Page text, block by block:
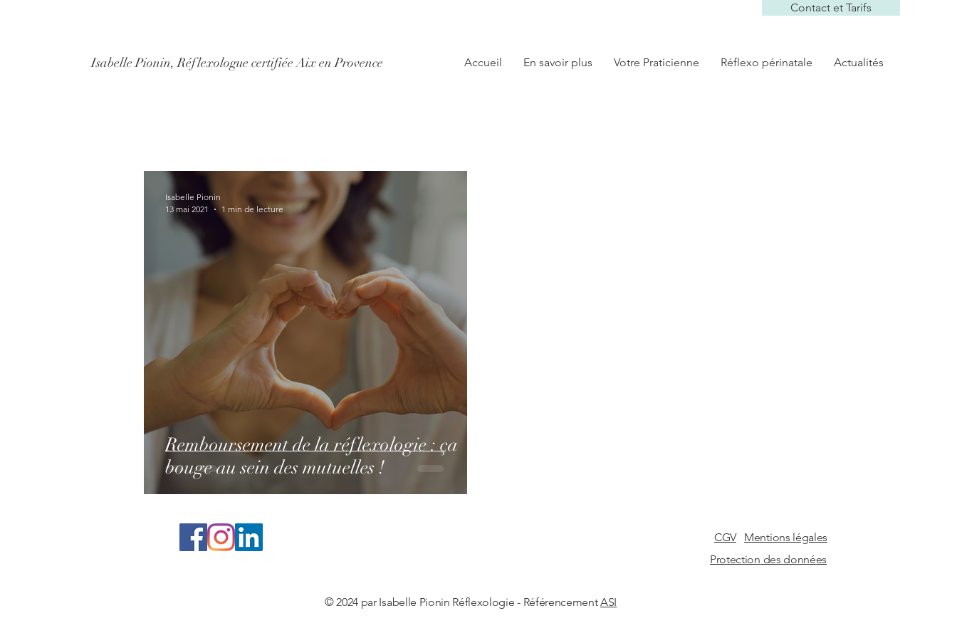
Contact et Tarifs
Accueil En savoir plus Votre Praticienne Réflexo périnatale Actualités
Isabelle Pionin, Réflexologue certifiée Aix en Provence
Remboursement de la réflexologie : ça
bouge au sein des mutuelles !
Isabelle Pionin
13 mai 2021
1 min de lecture
CGV
Mentions légales
Protection des données
© 2024 par Isabelle Pionin Réflexologie - RéférencementASI